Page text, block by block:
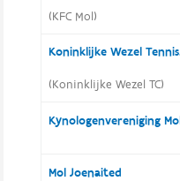
(KFC Mol)
(Koninklijke Wezel TC)
Mol Joenaited